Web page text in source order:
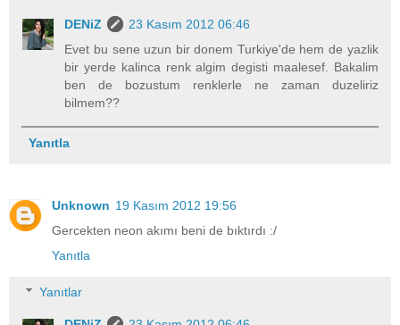
DENiZ
23 Kasım 2012 06:46
Evet bu sene uzun bir donem Turkiye'de hem de yazlik
bir yerde kalinca renk algim degisti maalesef. Bakalim
ben de bozustum renklerle ne zaman duzeliriz
bilmem??
Yanıtla
Unknown 19 Kasım 2012 19:56
Gercekten neon akımı beni de bıktırdı :/
Yanıtla
Yanıtlar